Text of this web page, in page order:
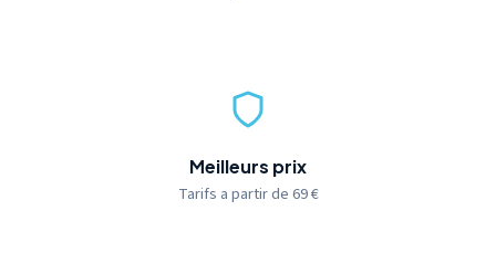
Meilleurs prix
Tarifs a partir de 69 €